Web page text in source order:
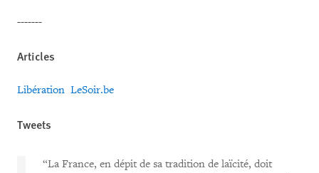
-------
Articles
Libération LeSoir.be
Tweets
“La France, en dépit de sa tradition de laïcité, doit